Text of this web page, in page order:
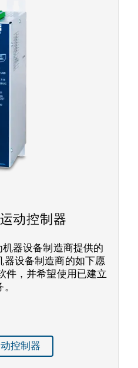
动控制器
器设备制造商提供的
设备制造商的如下愿
件，并希望使用已建立
控制器